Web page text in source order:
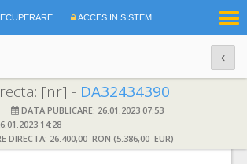
ACCES IN SISTEM
[nr] - DA32434390
DATA PUBLICARE: 26.01.2023 07:53
14:28
DIRECTA: 26.400,00 RON (5.386,00 EUR)
OFERTANT
& Johnson Romania S.R.L.
CIF: